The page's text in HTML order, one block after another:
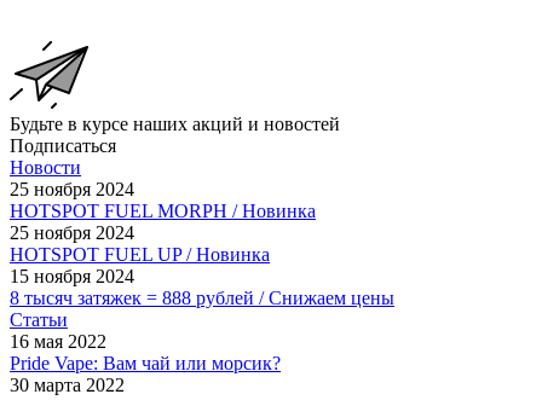
Будьте в курсе наших акций и новостей
Подписаться
Новости
25 ноября 2024
HOTSPOT FUEL MORPH / Новинка
25 ноября 2024
HOTSPOT FUEL UP / Новинка
15 ноября 2024
8 тысяч затяжек = 888 рублей / Снижаем цены
Статьи
16 мая 2022
Pride Vape: Вам чай или морсик?
30 марта 2022